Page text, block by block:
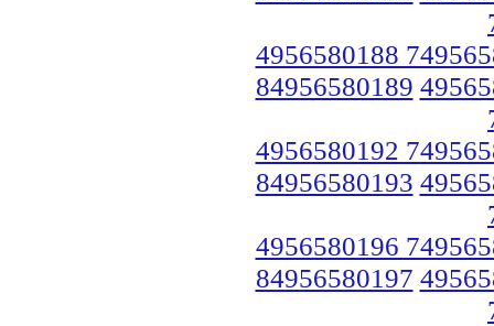
4956580188
84956580189
4956580192
84956580193
4956580196
84956580197